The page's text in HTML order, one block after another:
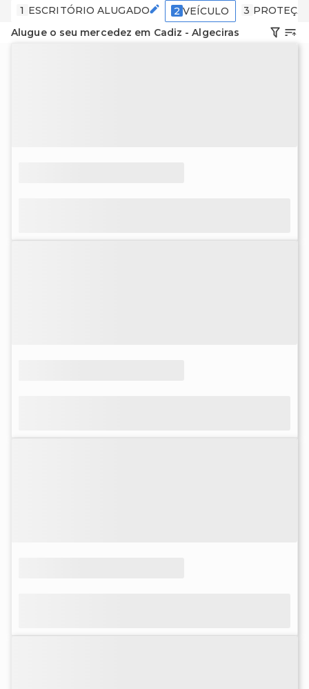
1 ESCRITÓRIO ALUGADO 2 VEÍCULO 3
Alugue o seu mercedez em Cadiz - Algeciras